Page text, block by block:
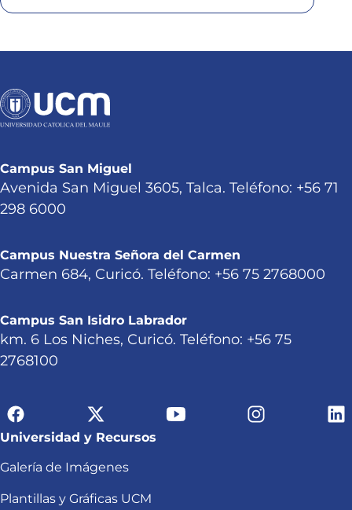
Campus San Miguel
Avenida San Miguel 3605, Talca. Teléfono: +56 71
298 6000
Campus Nuestra Señora del Carmen
Carmen 684, Curicó. Teléfono: +56 75 2768000
Campus San Isidro Labrador
km. 6 Los Niches, Curicó. Teléfono: +56 75
2768100
Universidad y Recursos
Galería de Imágenes
Plantillas y Gráficas UCM